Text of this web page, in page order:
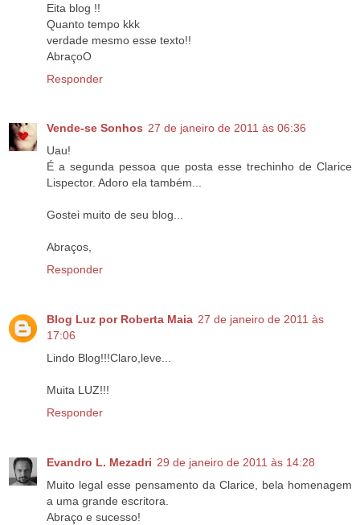
Eita blog !!
Quanto tempo kkk
verdade mesmo esse texto!!
AbraçoO
Responder
Vende-se Sonhos 27 de janeiro de 2011 às 06:36
Uau!
É a segunda pessoa que posta esse trechinho de Clarice
Lispector. Adoro ela também...
Gostei muito de seu blog...
Abraços,
Responder
Blog Luz por Roberta Maia 27 de janeiro de 2011 às
17:06
Lindo Blog!!!Claro,leve...
Muita LUZ!!!
Responder
Evandro L. Mezadri 29 de janeiro de 2011 às 14:28
Muito legal esse pensamento da Clarice, bela homenagem
a uma grande escritora.
Abraço e sucesso!